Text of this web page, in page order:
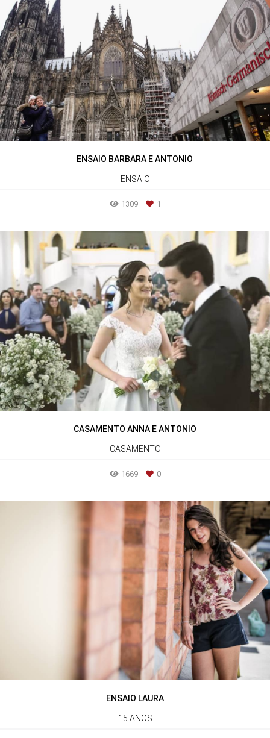
ENSAIO BARBARA E ANTONIO
ENSAIO
1309 1
CASAMENTO ANNA E ANTONIO
CASAMENTO
1669 0
ENSAIO LAURA
15 ANOS